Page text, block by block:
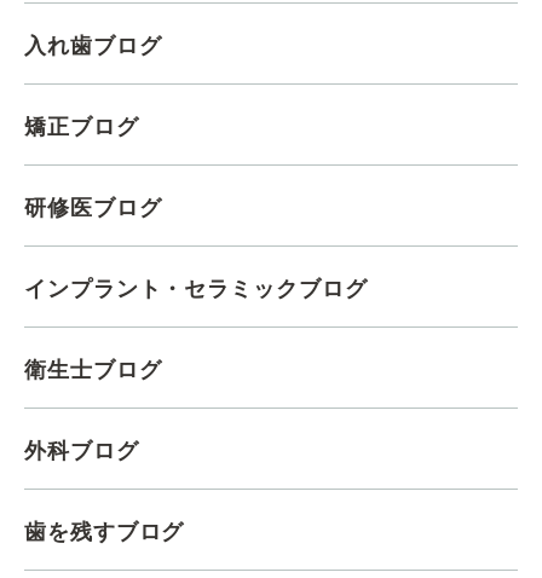
入れ歯ブログ
矯正ブログ
研修医ブログ
インプラント・セラミックブログ
衛生士ブログ
外科ブログ
歯を残すブログ